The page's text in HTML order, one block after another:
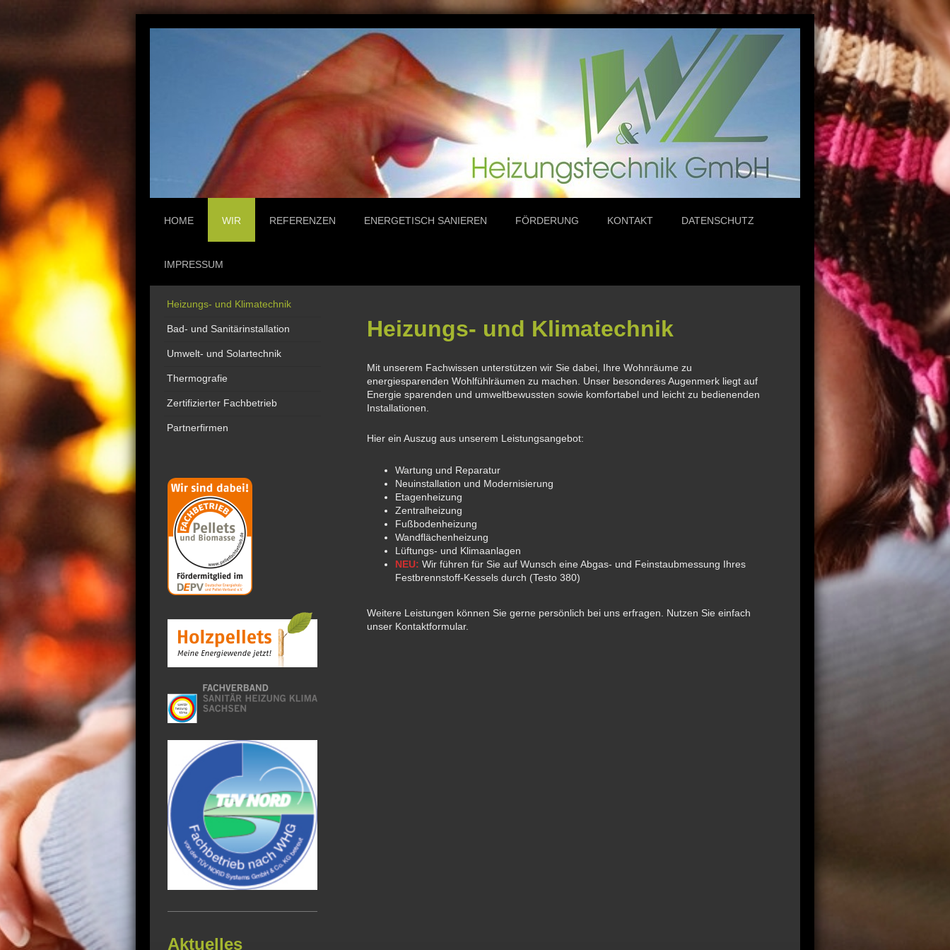
HOME WIR REFERENZEN ENERGETISCH SANIEREN FÖRDERUNG KONTAKT DATENSCHUTZ
IMPRESSUM
Heizungs- und Klimatechnik
Mit unserem Fachwissen unterstützen wir Sie dabei, Ihre Wohnräume zu
energiesparenden Wohlfühlräumen zu machen. Unser besonderes Augenmerk liegt auf
Energie sparenden und umweltbewussten sowie komfortabel und leicht zu bedienenden
Installationen.
Hier ein Auszug aus unserem Leistungsangebot:
Wartung und Reparatur
Neuinstallation und Modernisierung
Etagenheizung
Zentralheizung
Fußbodenheizung
Wandflächenheizung
Lüftungs- und Klimaanlagen
NEU: Wir führen für Sie auf Wunsch eine Abgas- und Feinstaubmessung Ihres
Festbrennstoff-Kessels durch (Testo 380)
Weitere Leistungen können Sie gerne persönlich bei uns erfragen. Nutzen Sie einfach
unser Kontaktformular.
Heizungs- und Klimatechnik
Bad- und Sanitärinstallation
Umwelt- und Solartechnik
Thermografie
Zertifizierter Fachbetrieb
Partnerfirmen
Aktuelles